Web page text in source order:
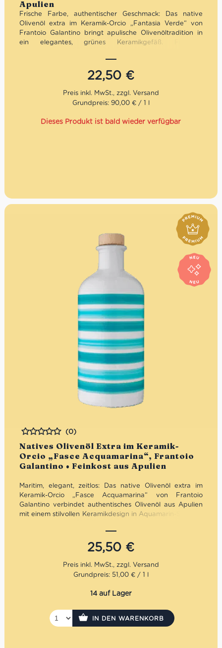
Apulien
Frische Farbe, authentischer Geschmack: Das native
Olivenöl extra im Keramik-Orcio „Fantasia Verde“ von
Frantoio Galantino bringt apulische Olivenöltradition in
ein elegantes, grünes Keramikgefäß. Fruchtig,
Licht geschützt und stilvoll präsentiert. Ideal zum
täglichen Kochen, für mediterrane Gerichte oder als
geschmackvolle Geschenkidee mit italienischem
Mengenrabatt: erhalte beim Kauf von 3 nativen
Olivenölen Extra 12% Rabatt pro Artikel
22,50 €
Grundpreis: 90,00 € / 1 l
Dieses Produkt ist bald wieder verfügbar
Natives Olivenöl Extra im Keramik-
Orcio „Fasce Acquamarina“, Frantoio
Galantino • Feinkost aus Apulien
Bewertet
(0)
Maritim, elegant, zeitlos: Das native Olivenöl extra im
Keramik-Orcio „Fasce Acquamarina“ von Frantoio
Galantino verbindet authentisches Olivenöl aus Apulien
mit einem stilvollen Keramikdesign in Aquamarin-Streifen.
optimal vor Licht geschützt und zugleich ein dekorativer
Blickfang. Ideal für mediterrane Küche, bewussten
Genuss oder als elegante Geschenkidee mit italienischem
Mengenrabatt: erhalte beim Kauf von 3 nativen
Olivenölen Extra 12% Rabatt pro Artikel
25,50 €
Grundpreis: 51,00 € / 1 l
14 auf Lager
IN DEN WARENKORB